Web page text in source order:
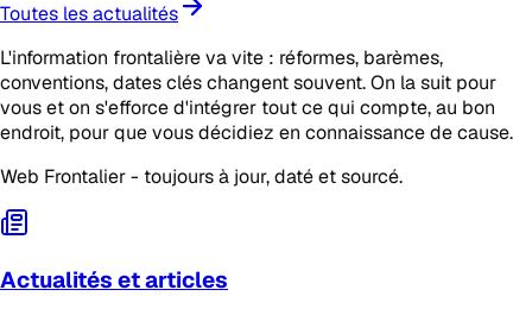
Toutes les actualités
L'information frontalière va vite : réformes, barèmes,
conventions, dates clés changent souvent. On la suit pour
vous et on s'efforce d'intégrer tout ce qui compte, au bon
endroit, pour que vous décidiez en connaissance de cause.
Web Frontalier - toujours à jour, daté et sourcé.
Actualités et articles